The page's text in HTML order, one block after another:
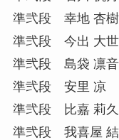
準弐段 幸地 杏
準弐段 今出 大
準弐段 島袋 凛
準弐段 安里
準弐段 比嘉 莉
準弐段 我喜屋